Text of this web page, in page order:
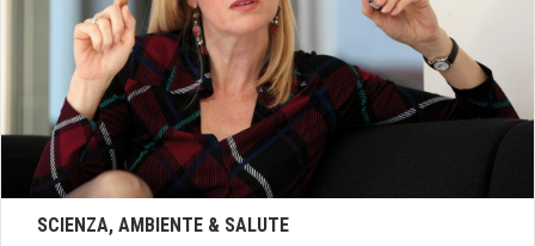
SCIENZA, AMBIENTE & SALUTE